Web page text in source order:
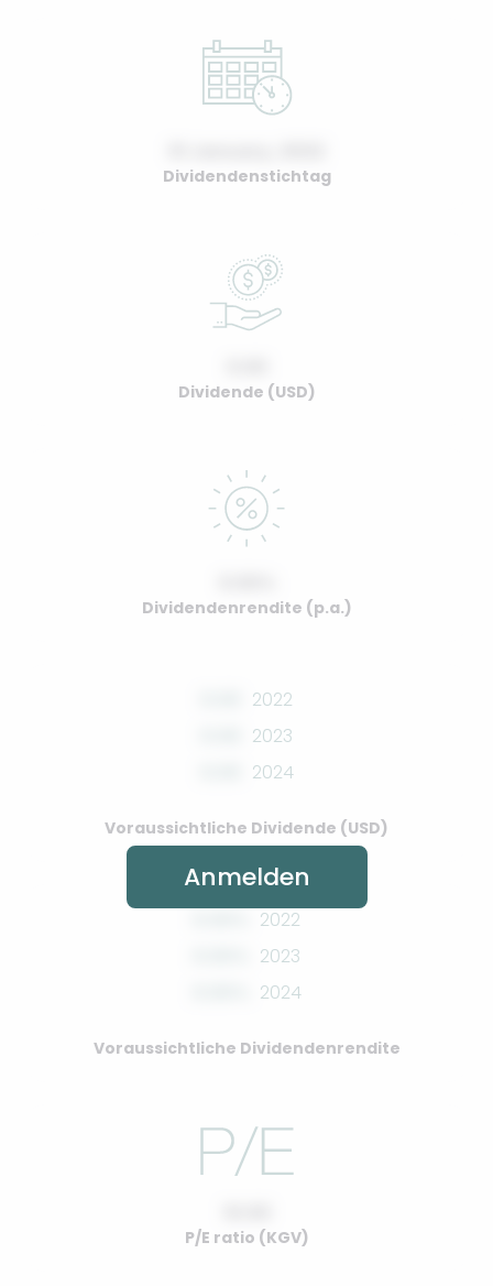
Dividendenstichtag
Dividende (USD)
Dividendenrendite (p.a.)
2022
2023
2024
Voraussichtliche Dividende (USD)
2022
2023
2024
Voraussichtliche Dividendenrendite
P/E ratio (KGV)
Anmelden